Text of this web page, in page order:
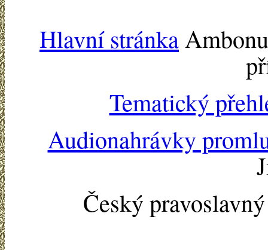
Hlavní stránka
Tematický
Audionahrávky
Český